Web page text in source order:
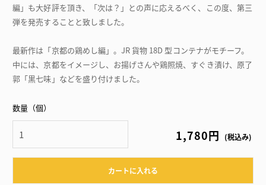
編」も大好評を頂き、「次は？」との声に応えるべく、この度、第三
弾を発売することと致しました。
最新作は「京都の鶏めし編」。JR 貨物 18D 型コンテナがモチーフ。
中には、京都をイメージし、お揚げさんや鶏照焼、すぐき漬け、原了
郭「黒七味」などを盛り付けました。
数量（個）
1,780円 (税込み)
カートに入れる